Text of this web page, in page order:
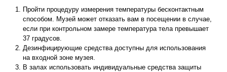
Пройти процедуру измерения температуры бесконтактным
способом. Музей может отказать вам в посещении в случае,
если при контрольном замере температура тела превышает
37 градусов.
Дезинфицирующие средства доступны для использования
на входной зоне музея.
В залах использовать индивидуальные средства защиты